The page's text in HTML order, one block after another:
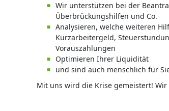
Wir unterstützen bei der
Überbrückungshilfen und Co.
Analysieren, welche weiteren
Kurzarbeitergeld,
Vorauszahlungen
Optimieren Ihrer Liquidität
und sind auch menschlich für
Mit uns wird die Krise gemeistert!